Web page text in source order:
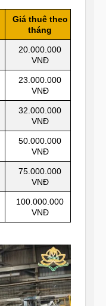
Giá thuê theo
tháng
20.000.000
VNĐ
23.000.000
VNĐ
32.000.000
VNĐ
50.000.000
VNĐ
75.000.000
VNĐ
100.000.000
VNĐ